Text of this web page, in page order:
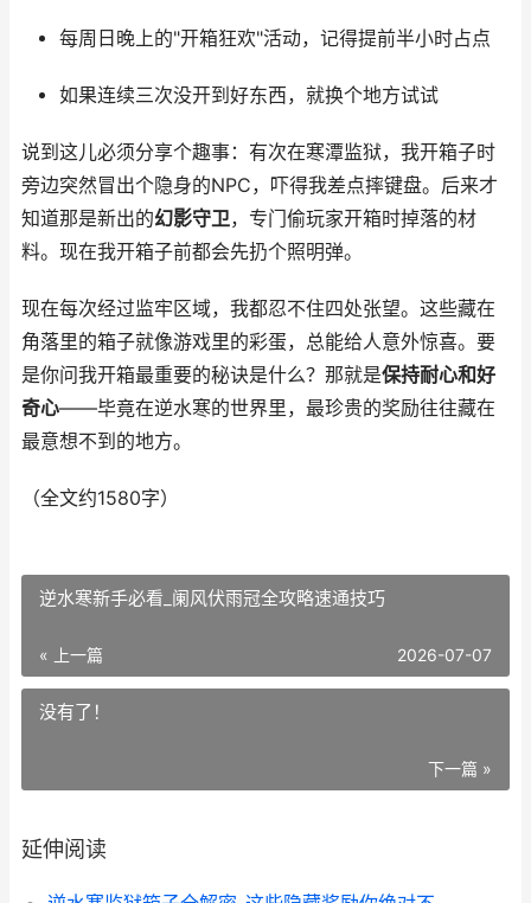
每周日晚上的"开箱狂欢"活动，记得提前半小时占点
如果连续三次没开到好东西，就换个地方试试
说到这儿必须分享个趣事：有次在寒潭监狱，我开箱子时
旁边突然冒出个隐身的NPC，吓得我差点摔键盘。后来才
知道那是新出的幻影守卫，专门偷玩家开箱时掉落的材
料。现在我开箱子前都会先扔个照明弹。
现在每次经过监牢区域，我都忍不住四处张望。这些藏在
角落里的箱子就像游戏里的彩蛋，总能给人意外惊喜。要
是你问我开箱最重要的秘诀是什么？那就是保持耐心和好
奇心——毕竟在逆水寒的世界里，最珍贵的奖励往往藏在
最意想不到的地方。
（全文约1580字）
逆水寒新手必看_阑风伏雨冠全攻略速通技巧
« 上一篇 2026-07-07
没有了！
下一篇 »
延伸阅读